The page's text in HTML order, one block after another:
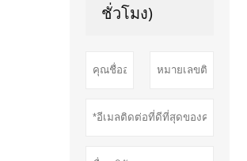
ชั่วโมง)